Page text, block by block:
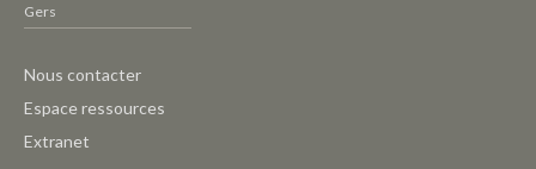
Gers
Pied
de
page
Nous contacter
Espace ressources
Extranet